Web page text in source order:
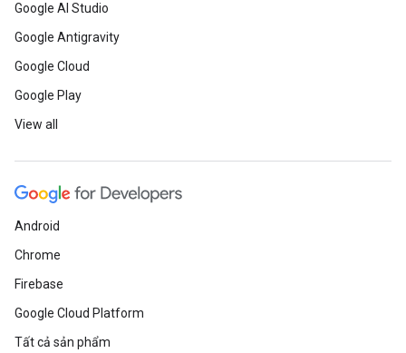
Google AI Studio
Google Antigravity
Google Cloud
Google Play
View all
Android
Chrome
Firebase
Google Cloud Platform
Tất cả sản phẩm